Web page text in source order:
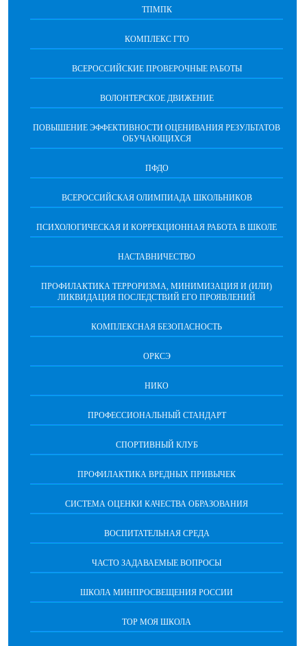
ТПМПК
КОМПЛЕКС ГТО
ВСЕРОССИЙСКИЕ ПРОВЕРОЧНЫЕ РАБОТЫ
ВОЛОНТЕРСКОЕ ДВИЖЕНИЕ
ПОВЫШЕНИЕ ЭФФЕКТИВНОСТИ ОЦЕНИВАНИЯ РЕЗУЛЬТАТОВ
ОБУЧАЮЩИХСЯ
ПФДО
ВСЕРОССИЙСКАЯ ОЛИМПИАДА ШКОЛЬНИКОВ
ПСИХОЛОГИЧЕСКАЯ И КОРРЕКЦИОННАЯ РАБОТА В ШКОЛЕ
НАСТАВНИЧЕСТВО
ПРОФИЛАКТИКА ТЕРРОРИЗМА, МИНИМИЗАЦИЯ И (ИЛИ)
ЛИКВИДАЦИЯ ПОСЛЕДСТВИЙ ЕГО ПРОЯВЛЕНИЙ
КОМПЛЕКСНАЯ БЕЗОПАСНОСТЬ
ОРКСЭ
НИКО
ПРОФЕССИОНАЛЬНЫЙ СТАНДАРТ
СПОРТИВНЫЙ КЛУБ
ПРОФИЛАКТИКА ВРЕДНЫХ ПРИВЫЧЕК
CИСТЕМА ОЦЕНКИ КАЧЕСТВА ОБРАЗОВАНИЯ
ВОСПИТАТЕЛЬНАЯ СРЕДА
ЧАСТО ЗАДАВАЕМЫЕ ВОПРОСЫ
ШКОЛА МИНПРОСВЕЩЕНИЯ РОССИИ
ТОР МОЯ ШКОЛА